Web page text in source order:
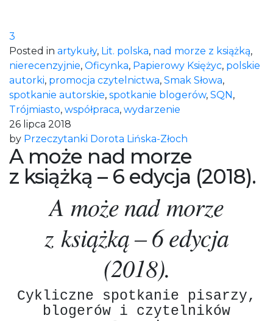
3
Posted in artykuły, Lit. polska, nad morze z książką,
nierecenzyjnie, Oficynka, Papierowy Księżyc, polskie
autorki, promocja czytelnictwa, Smak Słowa,
spotkanie autorskie, spotkanie blogerów, SQN,
Trójmiasto, współpraca, wydarzenie
26 lipca 2018
by Przeczytanki Dorota Lińska-Złoch
A może nad morze
z książką – 6 edycja (2018).
A może nad morze
z książką – 6 edycja
(2018).
Cykliczne spotkanie pisarzy,
blogerów i czytelników